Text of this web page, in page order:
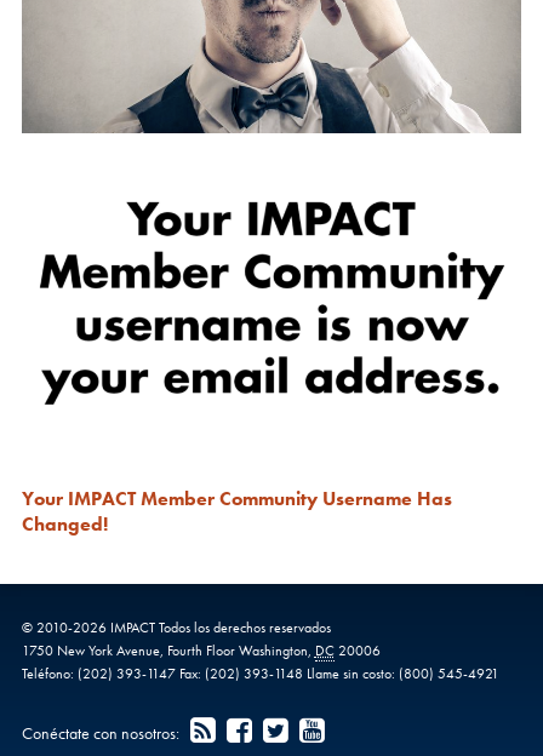
Your IMPACT Member Community Username Has
Changed!
© 2010-2026 IMPACTTodos los derechos reservados
1750 New York Avenue, Fourth FloorWashington, DC 20006
Teléfono: (202) 393-1147 Fax: (202) 393-1148 Llame sin costo: (800) 545-4921
Conéctate con nosotros: